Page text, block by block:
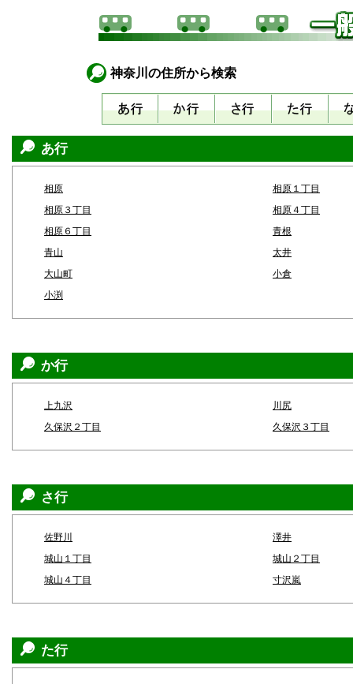
神奈川の住所から検索
あ行
相原
相原１丁目
相原３丁目
相原４丁目
相原６丁目
青根
青山
太井
大山町
小倉
小渕
か行
上九沢
川尻
久保沢２丁目
久保沢３丁目
さ行
佐野川
澤井
城山１丁目
城山２丁目
城山４丁目
寸沢嵐
た行